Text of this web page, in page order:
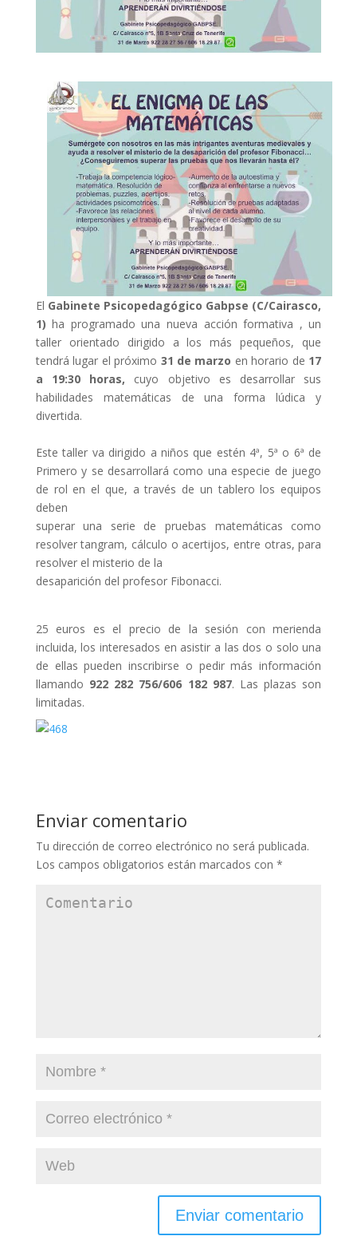
El Gabinete Psicopedagógico Gabpse (C/Cairasco,
1) ha programado una nueva acción formativa , un
taller orientado dirigido a los más pequeños, que
tendrá lugar el próximo 31 de marzo en horario de 17
a 19:30 horas, cuyo objetivo es desarrollar sus
habilidades matemáticas de una forma lúdica y
divertida.
Este taller va dirigido a niños que estén 4ª, 5ª o 6ª de
Primero y se desarrollará como una especie de juego
de rol en el que, a través de un tablero los equipos
deben
superar una serie de pruebas matemáticas como
resolver tangram, cálculo o acertijos, entre otras, para
resolver el misterio de la
desaparición del profesor Fibonacci.
25 euros es el precio de la sesión con merienda
incluida, los interesados en asistir a las dos o solo una
de ellas pueden inscribirse o pedir más información
llamando 922 282 756/606 182 987. Las plazas son
limitadas.
Enviar comentario
Tu dirección de correo electrónico no será publicada.
Los campos obligatorios están marcados con *